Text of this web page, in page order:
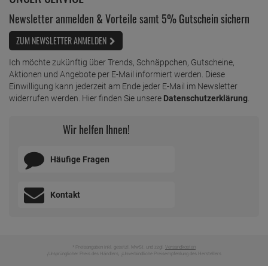
Newsletter anmelden & Vorteile samt 5% Gutschein sichern
ZUM NEWSLETTER ANMELDEN
Ich möchte zukünftig über Trends, Schnäppchen, Gutscheine,
Aktionen und Angebote per E-Mail informiert werden. Diese
Einwilligung kann jederzeit am Ende jeder E-Mail im Newsletter
widerrufen werden. Hier finden Sie unsere Datenschutzerklärung.
Wir helfen Ihnen!
Häufige Fragen
Kontakt
* Preisangaben inkl. gesetzl. MwSt. und zzgl. Versandkosten
Ursprünglicher Preis des Händlers, Unverbindliche Preisempfehlung des Herstellers